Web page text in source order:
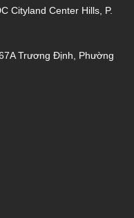
Cityland Center Hills, P.
Trương Định, Phường